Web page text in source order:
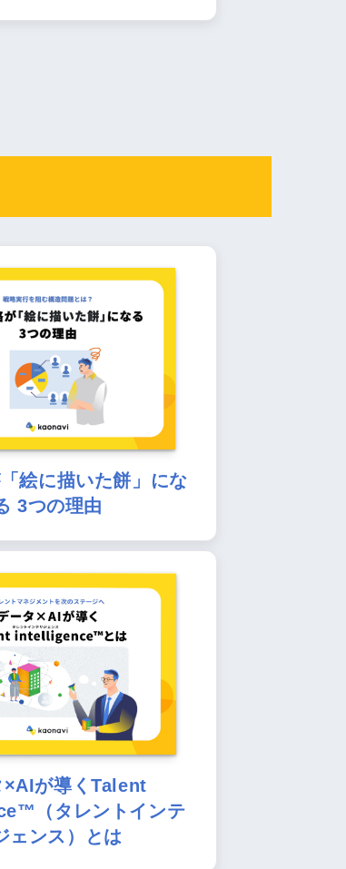
絵に描いた餅」にな
3つの理由
×AIが導くTalent
（タレントインテ
ェンス）とは